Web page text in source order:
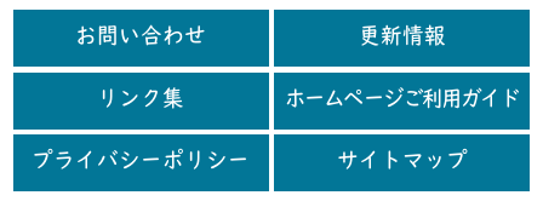
お問い合わせ 更新情報
リンク集 ホームページご利用ガイド
プライバシーポリシー サイトマップ